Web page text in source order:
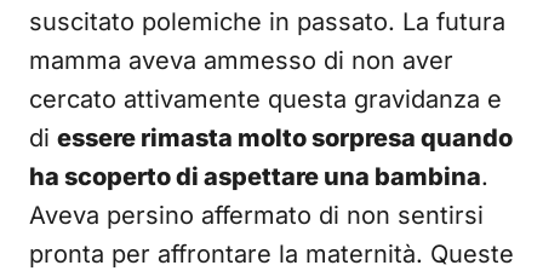
suscitato polemiche in passato. La futura
mamma aveva ammesso di non aver
cercato attivamente questa gravidanza e
di essere rimasta molto sorpresa quando
ha scoperto di aspettare una bambina.
Aveva persino affermato di non sentirsi
pronta per affrontare la maternità. Queste